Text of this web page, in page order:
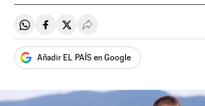
Compartir en Whatsapp
Compartir en Facebook
Compartir en Twitter
Desplegar Redes Sociales
Añadir EL PAÍS en Google